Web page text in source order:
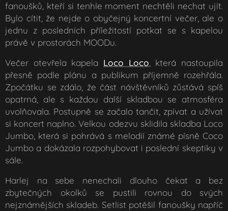
fanoušků, kteří si tenhle moment nechtěli nechat ujít.
Bylo cítit, že nejde o obyčejný koncertní večer, ale o
jednu z posledních příležitostí potkat se s kapelou
právě v prostorách MOODu.
Večer otevřela kapela Loco Loco, která nastoupila
přesně podle plánu a publikum příjemně rozehřála.
Zpočátku se zdálo, že část návštěvníků zůstává spíš
opatrná, ale s každou další skladbou se atmosféra
uvolňovala. Postupně se začalo tančit, zpívat a užívat
si koncert naplno. Velkou odezvu sklidila skladba Loco
Jumbo, která si pohrává s melodií známé písně Coco
Jumbo a dokázala rozpohybovat i poslední skeptiky v
sále.
Harlej na sebe nenechali dlouho čekat a bez
zbytečných okolků se pustili rovnou do svých
nejznámějších skladeb. Setlist potěšil fanoušky napříč